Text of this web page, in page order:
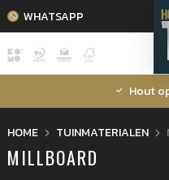
WHATSAPP
Hout
HOME TUINMATERIALEN
MILLBOARD